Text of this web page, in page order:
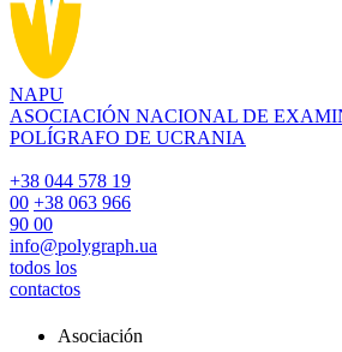
NAPU
ASOCIACIÓN NACIONAL DE
POLÍGRAFO DE UCRANIA
+38 044 578 19
00 +38 063 966
90 00
info@polygraph.ua
todos los
contactos
Asociación